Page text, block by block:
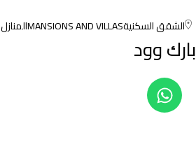
الشقق السكنيةMANSIONS AND VILLASالمنازل
بارك وود